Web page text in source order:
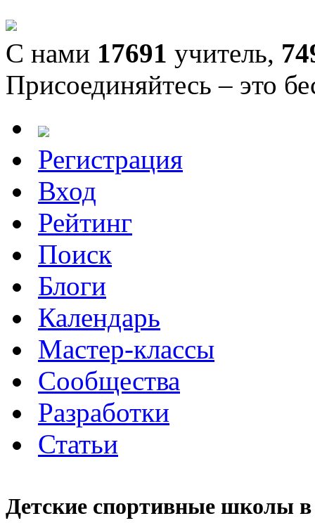
С нами 17691 учитель,
Присоединяйтесь – это
Регистрация
Вход
Рейтинг
Поиск
Блоги
Календарь
Мастер-классы
Сообщества
Разработки
Статьи
Детские спортивные школы в